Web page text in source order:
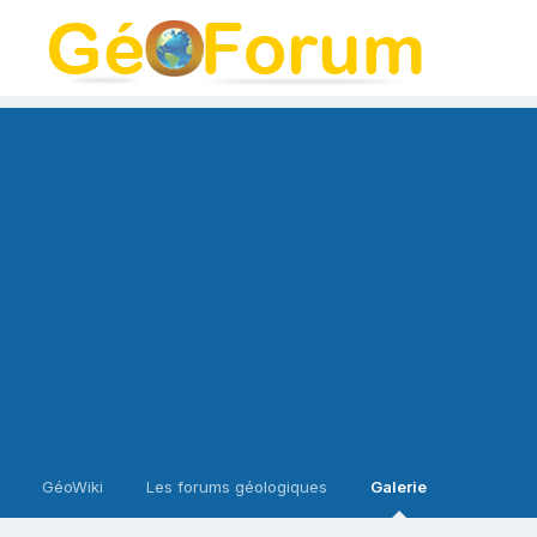
GéoWiki Les forums géologiques Galerie